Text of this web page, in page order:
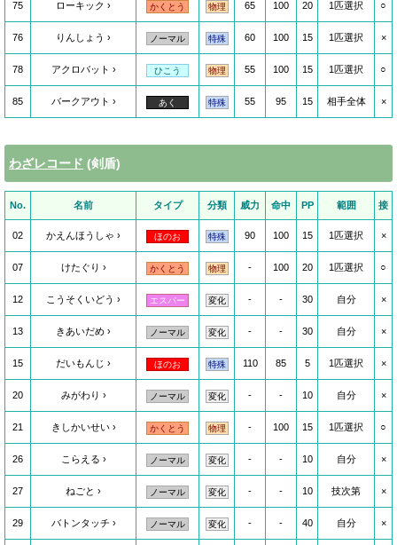
75 ローキック かくとう 物理 65 100 20 1匹選択 ○
76 りんしょう ノーマル 特殊 60 100 15 1匹選択 ×
78 アクロバット ひこう 物理 55 100 15 1匹選択 ○
85 バークアウト あく 特殊 55 95 15 相手全体 ×
わざレコード (剣盾)
No. 名前 タイプ 分類 威力 命中 PP 範囲 接
02 かえんほうしゃ ほのお 特殊 90 100 15 1匹選択 ×
07 けたぐり かくとう 物理 - 100 20 1匹選択 ○
12 こうそくいどう エスパー 変化 - - 30 自分 ×
13 きあいだめ ノーマル 変化 - - 30 自分 ×
15 だいもんじ ほのお 特殊 110 85 5 1匹選択 ×
20 みがわり ノーマル 変化 - - 10 自分 ×
21 きしかいせい かくとう 物理 - 100 15 1匹選択 ○
26 こらえる ノーマル 変化 - - 10 自分 ×
27 ねごと ノーマル 変化 - - 10 技次第 ×
29 バトンタッチ ノーマル 変化 - - 40 自分 ×